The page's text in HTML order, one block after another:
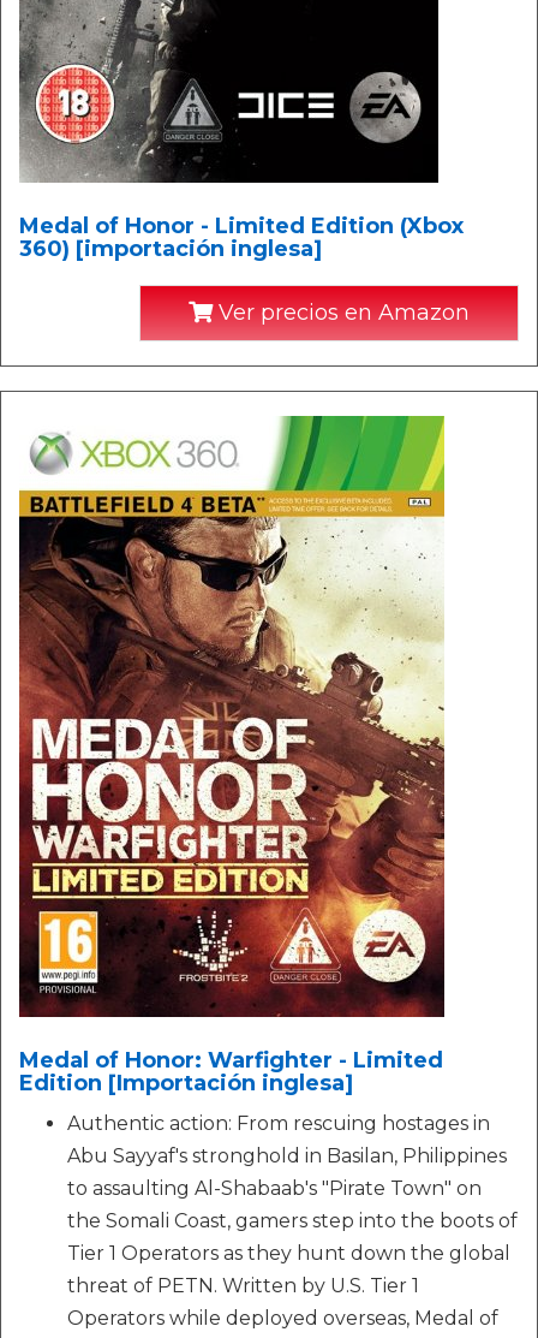
Medal of Honor - Limited Edition (Xbox
360) [importación inglesa]
Ver precios en Amazon
Medal of Honor: Warfighter - Limited
Edition [Importación inglesa]
Authentic action: From rescuing hostages in
Abu Sayyaf's stronghold in Basilan, Philippines
to assaulting Al-Shabaab's "Pirate Town" on
the Somali Coast, gamers step into the boots of
Tier 1 Operators as they hunt down the global
threat of PETN. Written by U.S. Tier 1
Operators while deployed overseas, Medal of